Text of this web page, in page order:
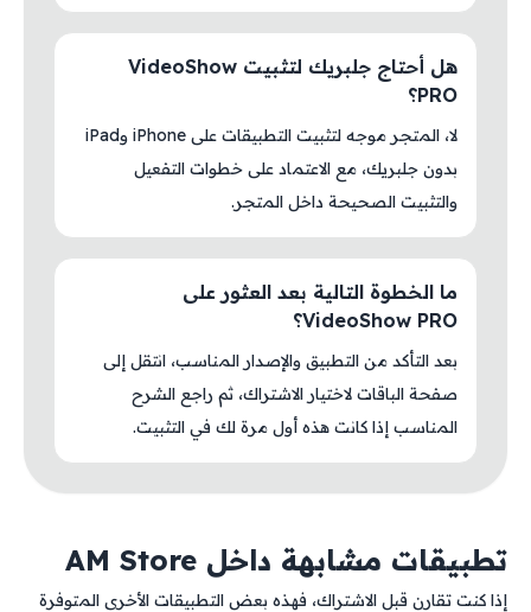
هل أحتاج جلبريك لتثبيت VideoShow
PRO؟
لا، المتجر موجه لتثبيت التطبيقات على iPhone وiPad
بدون جلبريك، مع الاعتماد على خطوات التفعيل
والتثبيت الصحيحة داخل المتجر.
ما الخطوة التالية بعد العثور على
VideoShow PRO؟
بعد التأكد من التطبيق والإصدار المناسب، انتقل إلى
صفحة الباقات لاختيار الاشتراك، ثم راجع الشرح
المناسب إذا كانت هذه أول مرة لك في التثبيت.
تطبيقات مشابهة داخل AM Store
إذا كنت تقارن قبل الاشتراك، فهذه بعض التطبيقات الأخرى المتوفرة